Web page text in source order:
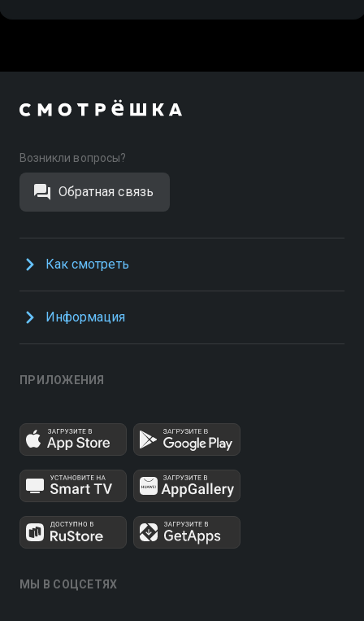
Возникли вопросы?
Обратная связь
Как смотреть
Информация
ПРИЛОЖЕНИЯ
МЫ В СОЦСЕТЯХ